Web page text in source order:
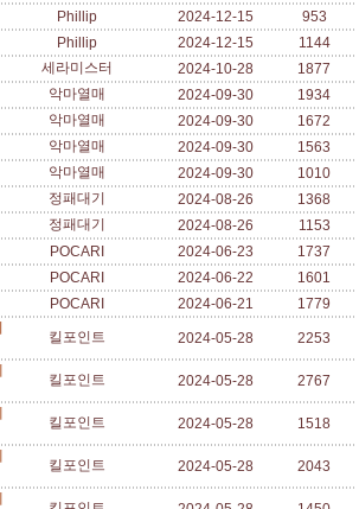
Phillip 2024-12-15
953
Phillip 2024-12-15
1144
세라미스터 2024-10-28
1877
악마열매 2024-09-30
1934
악마열매 2024-09-30
1672
악마열매 2024-09-30
1563
악마열매 2024-09-30
1010
정패대기 2024-08-26
1368
정패대기 2024-08-26
1153
POCARI 2024-06-23
1737
POCARI 2024-06-22
1601
POCARI 2024-06-21 1779
킬포인트 2024-05-28 2253
킬포인트 2024-05-28 2767
킬포인트 2024-05-28 1518
킬포인트 2024-05-28 2043